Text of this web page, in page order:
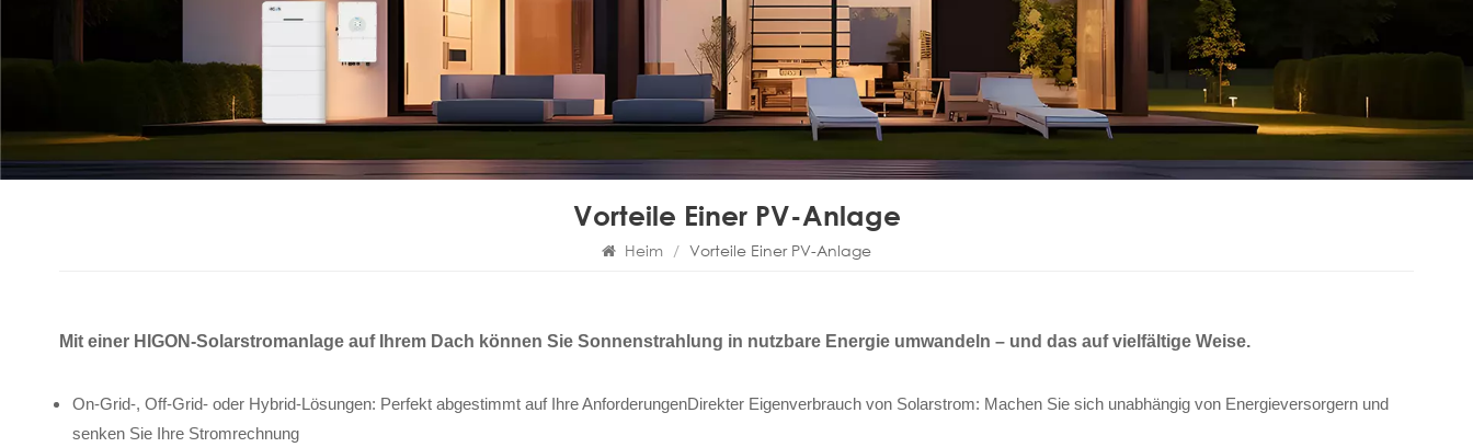
Vorteile Einer PV-Anlage
Heim / Vorteile Einer PV-Anlage
Mit einer HIGON-Solarstromanlage auf Ihrem Dach können Sie Sonnenstrahlung in nutzbare Energie umwandeln – und das auf vielfältige Weise.
On-Grid-, Off-Grid- oder Hybrid-Lösungen: Perfekt abgestimmt auf Ihre AnforderungenDirekter Eigenverbrauch von Solarstrom: Machen Sie sich unabhängig von Energieversorgern und
senken Sie Ihre Stromrechnung